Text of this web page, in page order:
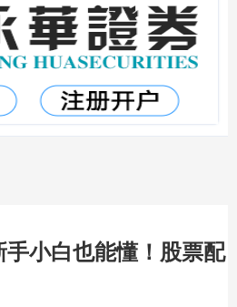
小白也能懂！股票配